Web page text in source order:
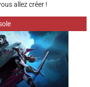
allez créer !